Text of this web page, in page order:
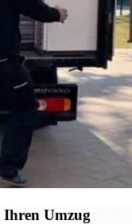
Ihren Umzug